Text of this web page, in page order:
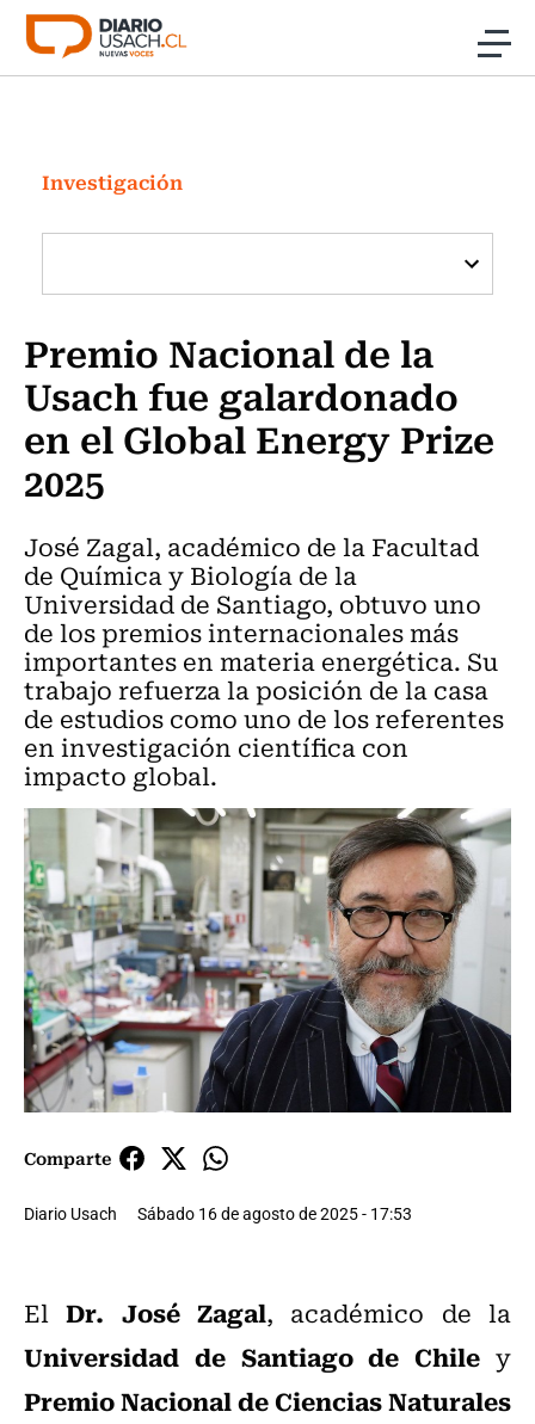
Click acá para ir directamente al contenido
Investigación
Cultura
Programas Radio y TV Usach
Investigación
Premio Nacional de la
Usach fue galardonado
en el Global Energy Prize
2025
José Zagal, académico de la Facultad
de Química y Biología de la
Universidad de Santiago, obtuvo uno
de los premios internacionales más
importantes en materia energética. Su
trabajo refuerza la posición de la casa
de estudios como uno de los referentes
en investigación científica con
impacto global.
Comparte
Diario Usach Sábado 16 de agosto de 2025 - 17:53
ElDr. José Zagal, académico de la
Universidad de Santiago de Chile y
Premio Nacional de Ciencias Naturales